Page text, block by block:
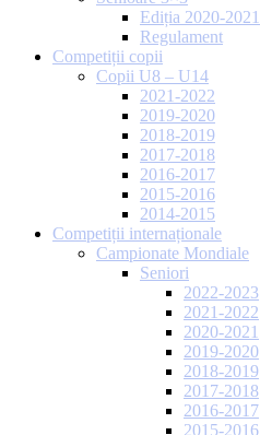
Ediția 2020-2021
Regulament
Competiții copii
Copii U8 – U14
2021-2022
2019-2020
2018-2019
2017-2018
2016-2017
2015-2016
2014-2015
Competiții internaționale
Campionate Mondiale
Seniori
2022-2023
2021-2022
2020-2021
2019-2020
2018-2019
2017-2018
2016-2017
2015-2016